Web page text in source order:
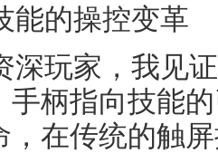
能的操控变革
深玩家，我见
手柄指向技能
，在传统的触